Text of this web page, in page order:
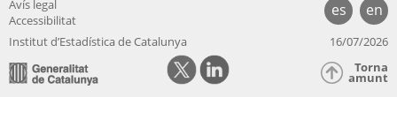
es en
Avís legal
Accessibilitat
Institut d’Estadística de Catalunya
16/07/2026
Torna
amunt